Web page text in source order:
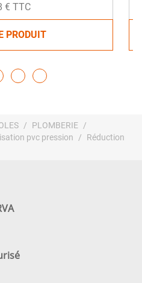
€ TTC
PRODUIT
PLOMBERIE
pvc pression
Réduction